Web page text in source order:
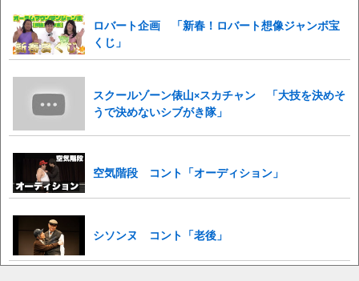
ロバート企画 「新春！ロバート想像ジャンボ宝
くじ」
スクールゾーン俵山×スカチャン 「大技を決めそ
うで決めないシブがき隊」
空気階段 コント「オーディション」
シソンヌ コント「老後」